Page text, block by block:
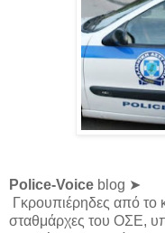
Police-Voice blog ➤
Γκρουπιέρηδες από το
σταθμάρχες του ΟΣΕ,